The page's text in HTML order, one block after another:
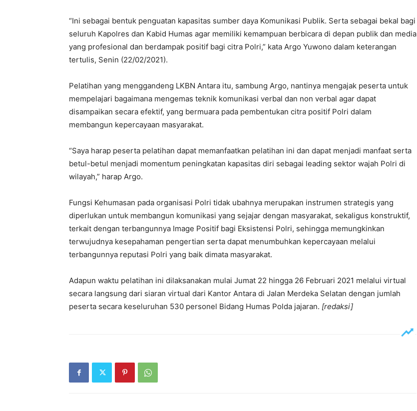
“Ini sebagai bentuk penguatan kapasitas sumber daya Komunikasi Publik. Serta sebagai bekal bagi
seluruh Kapolres dan Kabid Humas agar memiliki kemampuan berbicara di depan publik dan media
yang profesional dan berdampak positif bagi citra Polri,” kata Argo Yuwono dalam keterangan
tertulis, Senin (22/02/2021).
Pelatihan yang menggandeng LKBN Antara itu, sambung Argo, nantinya mengajak peserta untuk
mempelajari bagaimana mengemas teknik komunikasi verbal dan non verbal agar dapat
disampaikan secara efektif, yang bermuara pada pembentukan citra positif Polri dalam
membangun kepercayaan masyarakat.
“Saya harap peserta pelatihan dapat memanfaatkan pelatihan ini dan dapat menjadi manfaat serta
betul-betul menjadi momentum peningkatan kapasitas diri sebagai leading sektor wajah Polri di
wilayah,” harap Argo.
Fungsi Kehumasan pada organisasi Polri tidak ubahnya merupakan instrumen strategis yang
diperlukan untuk membangun komunikasi yang sejajar dengan masyarakat, sekaligus konstruktif,
terkait dengan terbangunnya Image Positif bagi Eksistensi Polri, sehingga memungkinkan
terwujudnya kesepahaman pengertian serta dapat menumbuhkan kepercayaan melalui
terbangunnya reputasi Polri yang baik dimata masyarakat.
Adapun waktu pelatihan ini dilaksanakan mulai Jumat 22 hingga 26 Februari 2021 melalui virtual
secara langsung dari siaran virtual dari Kantor Antara di Jalan Merdeka Selatan dengan jumlah
peserta secara keseluruhan 530 personel Bidang Humas Polda jajaran. [redaksi]